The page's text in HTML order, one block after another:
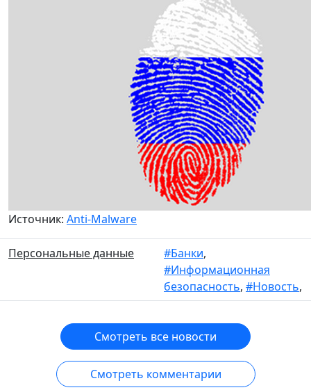
Источник: Anti-Malware
Персональные данные #Банки,
#Информационная
безопасность, #Новость,
Смотреть все новости
Смотреть комментарии